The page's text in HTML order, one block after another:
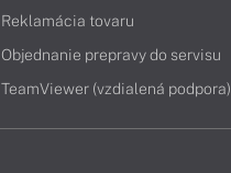
Reklamácia tovaru
Objednanie prepravy do servisu
TeamViewer (vzdialená podpora)